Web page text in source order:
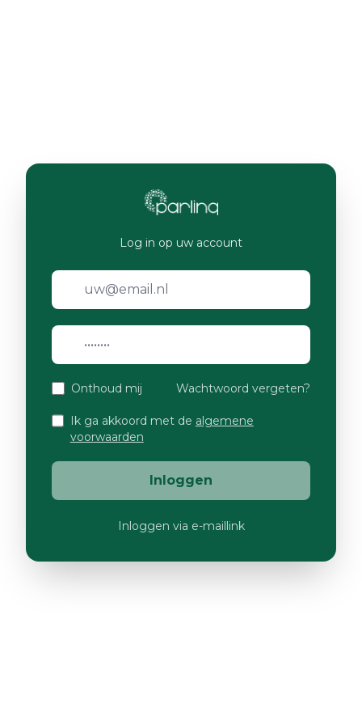
Log in op uw account
Onthoud mij Wachtwoord vergeten?
Ik ga akkoord met de algemene
voorwaarden
Inloggen
Inloggen via e-maillink